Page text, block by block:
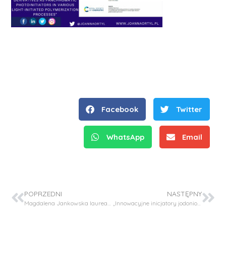
Facebook Twitter
WhatsApp Email
POPRZEDNI
Magdalena Jankowska laureatką Stypendium Ministra Nauki dla wybitnych młodych Naukowców!
NASTĘPNY
„Innowacyjne inicjatory jodoniowe do utwardzania materiałów kompozytowych typu prepreg na drodze fotoindukowanej polimeryzacji frontalnej”